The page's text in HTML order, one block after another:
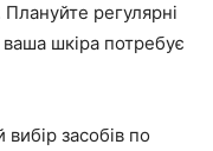
регулярні
шкіра потребує
засобів по